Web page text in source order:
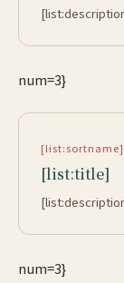
num=3}
[list:sortname]
[list:title]
num=3}